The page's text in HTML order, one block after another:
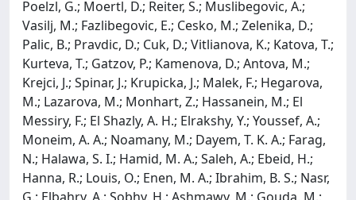
Poelzl, G.; Moertl, D.; Reiter, S.; Muslibegovic, A.;
Vasilj, M.; Fazlibegovic, E.; Cesko, M.; Zelenika, D.;
Palic, B.; Pravdic, D.; Cuk, D.; Vitlianova, K.; Katova, T.;
Kurteva, T.; Gatzov, P.; Kamenova, D.; Antova, M.;
Krejci, J.; Spinar, J.; Krupicka, J.; Malek, F.; Hegarova,
M.; Lazarova, M.; Monhart, Z.; Hassanein, M.; El
Messiry, F.; El Shazly, A. H.; Elrakshy, Y.; Youssef, A.;
Moneim, A. A.; Noamany, M.; Dayem, T. K. A.; Farag,
N.; Halawa, S. I.; Hamid, M. A.; Saleh, A.; Ebeid, H.;
Hanna, R.; Louis, O.; Enen, M. A.; Ibrahim, B. S.; Nasr,